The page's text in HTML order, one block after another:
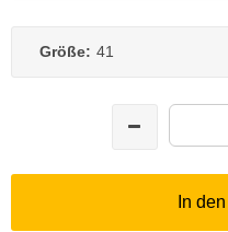
Größe: 41
In